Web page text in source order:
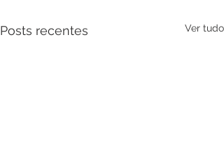
Posts recentes Ver tudo